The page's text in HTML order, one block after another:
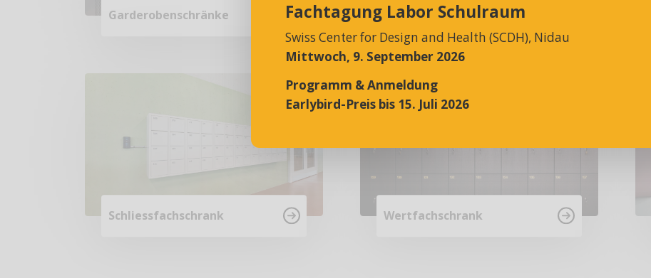
Garderobenschränke Z-Spinde
Schliessfachschrank Wertfachschrank
Fachtagung Labor Schulraum
Swiss Center for Design and Health (SCDH), Nidau
Mittwoch, 9. September 2026
Programm & Anmeldung
Earlybird-Preis bis 15. Juli 2026